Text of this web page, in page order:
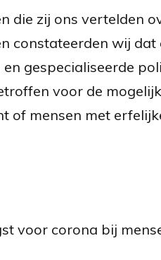
die zij ons vertelden
constateerden wij dat
gespecialiseerde
voor de
of mensen met
voor corona bij